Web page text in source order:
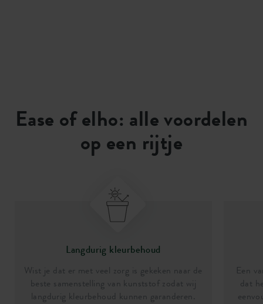
Ease of elho: alle voordelen
op een rijtje
Langdurig kleurbehoud
Wist je dat er met veel zorg is gekeken naar de
beste samenstelling van kunststof zodat wij
langdurig kleurbehoud kunnen garanderen.
Een
dat